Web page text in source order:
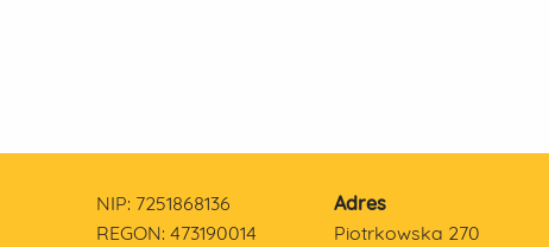
NIP: 7251868136
REGON: 473190014
Adres
Piotrkowska 270